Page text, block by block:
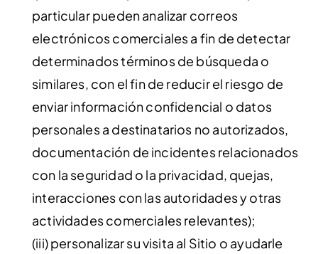
particular pueden analizar correos
electrónicos comerciales a fin de detectar
determinados términos de búsqueda o
similares, con el fin de reducir el riesgo de
enviar información confidencial o datos
personales a destinatarios no autorizados,
documentación de incidentes relacionados
con la seguridad o la privacidad, quejas,
interacciones con las autoridades y otras
actividades comerciales relevantes);
(iii) personalizar su visita al Sitio o ayudarle